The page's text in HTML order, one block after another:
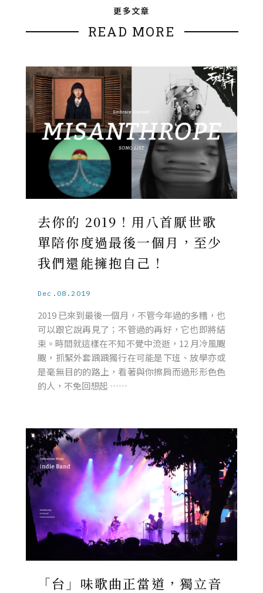
更多文章
READ MORE
去你的 2019！用八首厭世歌
單陪你度過最後一個月，至少
我們還能擁抱自己！
Dec.08.2019
2019 已來到最後一個月，不管今年過的多糟，也
可以跟它說再見了；不管過的再好，它也即將結
束。時間就這樣在不知不覺中流逝，12 月冷風颼
颼，抓緊外套踽踽獨行在可能是下班、放學亦或
是毫無目的的路上，看著與你擦肩而過形形色色
的人，不免回想起 ……
「台」味歌曲正當道，獨立音